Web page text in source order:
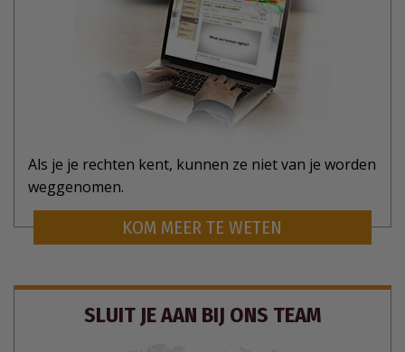
Als je je rechten kent, kunnen ze niet van je worden
weggenomen.
KOM MEER TE WETEN
SLUIT JE AAN BIJ ONS TEAM